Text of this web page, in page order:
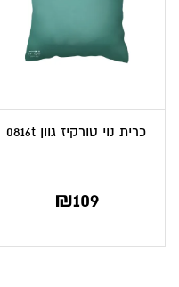
כרית נוי טורקיז גוון 0816t
₪109